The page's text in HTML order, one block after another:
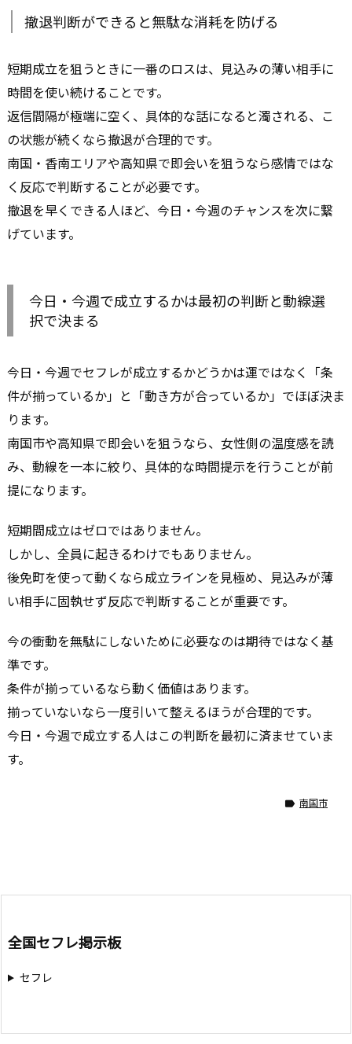
撤退判断ができると無駄な消耗を防げる
短期成立を狙うときに一番のロスは、見込みの薄い相手に
時間を使い続けることです。
返信間隔が極端に空く、具体的な話になると濁される、こ
の状態が続くなら撤退が合理的です。
南国・香南エリアや高知県で即会いを狙うなら感情ではな
く反応で判断することが必要です。
撤退を早くできる人ほど、今日・今週のチャンスを次に繋
げています。
今日・今週で成立するかは最初の判断と動線選
択で決まる
今日・今週でセフレが成立するかどうかは運ではなく「条
件が揃っているか」と「動き方が合っているか」でほぼ決ま
ります。
南国市や高知県で即会いを狙うなら、女性側の温度感を読
み、動線を一本に絞り、具体的な時間提示を行うことが前
提になります。
短期間成立はゼロではありません。
しかし、全員に起きるわけでもありません。
後免町を使って動くなら成立ラインを見極め、見込みが薄
い相手に固執せず反応で判断することが重要です。
今の衝動を無駄にしないために必要なのは期待ではなく基
準です。
条件が揃っているなら動く価値はあります。
揃っていないなら一度引いて整えるほうが合理的です。
今日・今週で成立する人はこの判断を最初に済ませていま
す。
 南国市
全国セフレ掲示板
セフレ